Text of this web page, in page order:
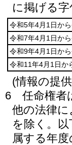
に掲げる
令和5年4月1日か
令和7年4月1日か
令和9年4月1日か
令和11年4月1日か
(情報の提
6
任命権者
他の法律
を除く。
属する年